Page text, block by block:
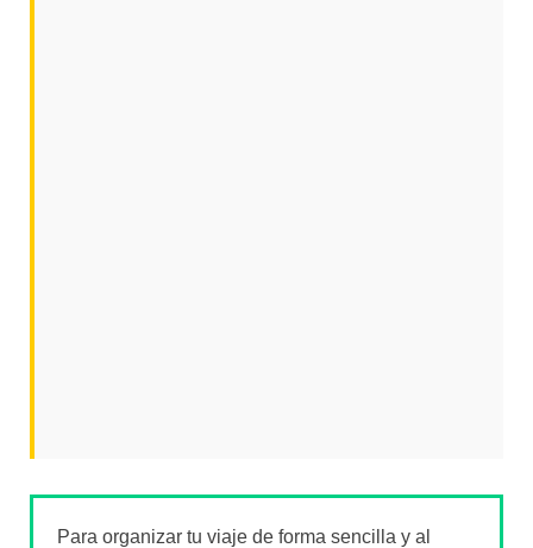
Para organizar tu viaje de forma sencilla y al